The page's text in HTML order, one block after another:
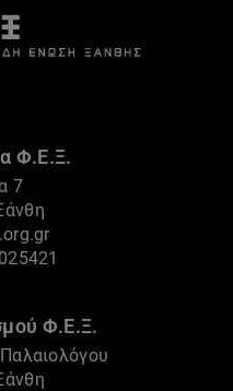
Φ.Ε.Ξ.
7
Φ.Ε.Ξ.